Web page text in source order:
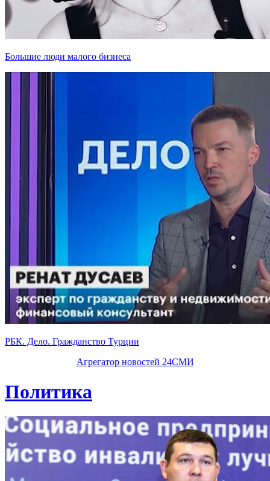
Большие люди малого бизнеса
РБК. Дело. Гражданство Турции
Агрегатор новостей 24СМИ
Политика